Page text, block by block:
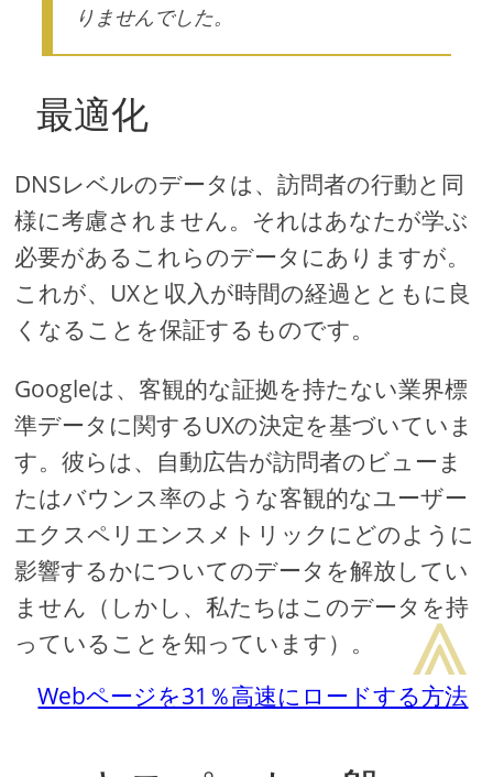
りませんでした。
最適化
DNSレベルのデータは、訪問者の行動と同
様に考慮されません。それはあなたが学ぶ
必要があるこれらのデータにありますが。
これが、UXと収入が時間の経過とともに良
くなることを保証するものです。
Googleは、客観的な証拠を持たない業界標
準データに関するUXの決定を基づいていま
す。彼らは、自動広告が訪問者のビューま
たはバウンス率のような客観的なユーザー
エクスペリエンスメトリックにどのように
影響するかについてのデータを解放してい
ません（しかし、私たちはこのデータを持
っていることを知っています）。
Webページを31％高速にロードする方法
⩓